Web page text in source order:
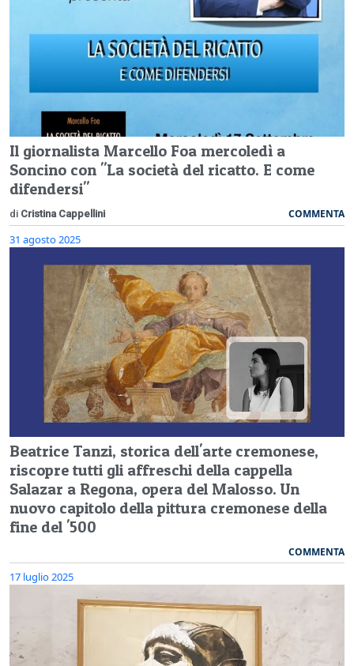
Il giornalista Marcello Foa mercoledì a
Soncino con "La società del ricatto. E come
difendersi"
di Cristina Cappellini COMMENTA
31 agosto 2025
Beatrice Tanzi, storica dell'arte cremonese,
riscopre tutti gli affreschi della cappella
Salazar a Regona, opera del Malosso. Un
nuovo capitolo della pittura cremonese della
fine del '500
COMMENTA
17 luglio 2025